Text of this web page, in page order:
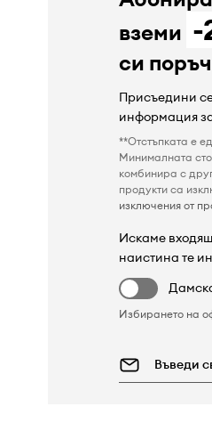
вземи -
си
Присъедини
информация
**Отстъпката е
Минималната
комбинира с
продукти са
изключения от
Искаме
наистина те
Избирането на